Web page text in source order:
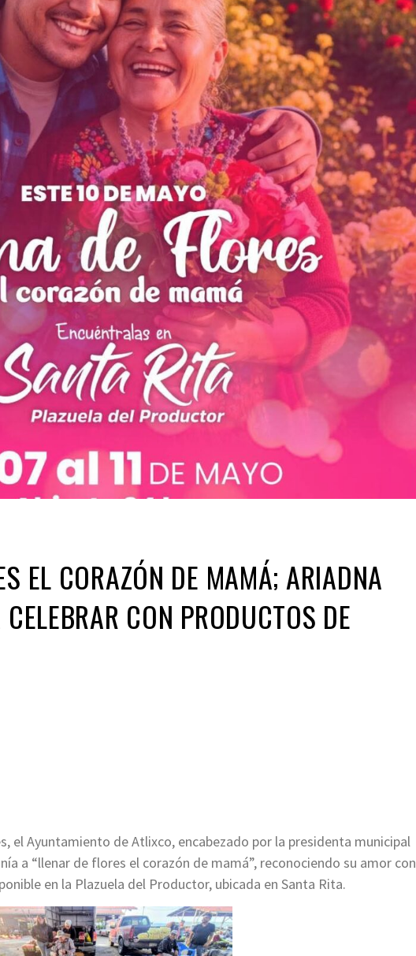
EL CORAZÓN DE MAMÁ; ARIADNA
CON PRODUCTOS DE
el Ayuntamiento de Atlixco, encabezado por la presidenta municipal
a “llenar de flores el corazón de mamá”, reconociendo su amor con
en la Plazuela del Productor, ubicada en Santa Rita.